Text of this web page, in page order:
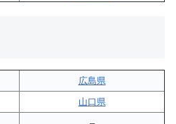
広島県
山口県